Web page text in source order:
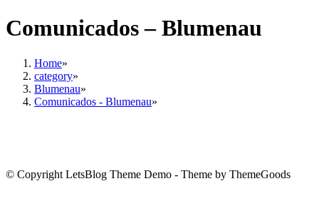
Comunicados – Blumenau
Home»
category»
Blumenau»
Comunicados - Blumenau»
© Copyright LetsBlog Theme Demo - Theme by ThemeGoods